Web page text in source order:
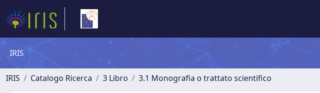
IRIS
IRIS Catalogo Ricerca 3 Libro 3.1 Monografia o trattato scientifico